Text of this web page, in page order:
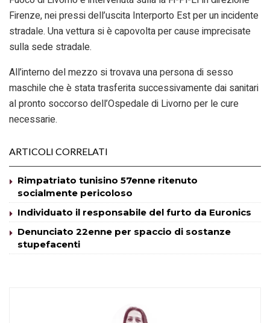
Firenze, nei pressi dell’uscita Interporto Est per un incidente
stradale. Una vettura si è capovolta per cause imprecisate
sulla sede stradale.
All’interno del mezzo si trovava una persona di sesso
maschile che è stata trasferita successivamente dai sanitari
al pronto soccorso dell’Ospedale di Livorno per le cure
necessarie.
ARTICOLI CORRELATI
Rimpatriato tunisino 57enne ritenuto
socialmente pericoloso
Individuato il responsabile del furto da Euronics
Denunciato 22enne per spaccio di sostanze
stupefacenti